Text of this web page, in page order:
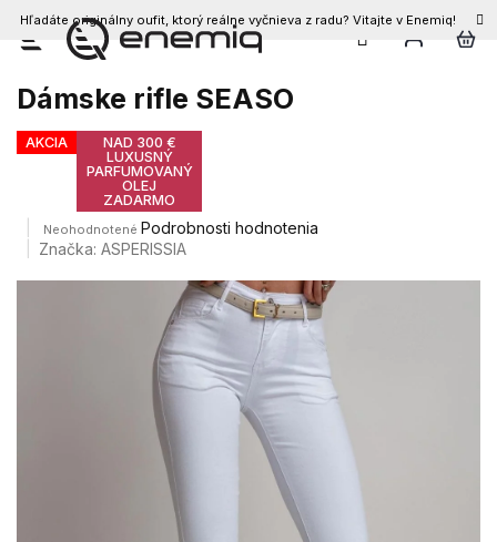
Prejsť
obsah
Hľadáte originálny oufit, ktorý reálne vyčnieva z radu? Vitajte v Enemiq!
Dámske rifle SEASO
AKCIA
NAD 300 €
LUXUSNÝ
PARFUMOVANÝ
OLEJ
ZADARMO
Priemerné
hodnotenie
Neohodnotené Podrobnosti hodnotenia
Značka:ASPERISSIA